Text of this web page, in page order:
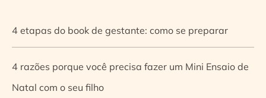
4 etapas do book de gestante: como se preparar
4 razões porque você precisa fazer um Mini Ensaio de
Natal com o seu filho